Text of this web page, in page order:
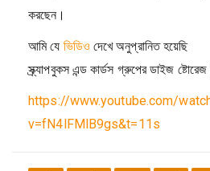
করছেন।
আমি যে ভিডিও দেখে অনুপ্রানিত হয়েছি
স্ক্র্যাপবুকস এন্ড কার্ডস গ্রুপের ডাইজ ষ্টোরেজ
https://www.youtube.com/
v=fN4lFMlB9gs&t=11s